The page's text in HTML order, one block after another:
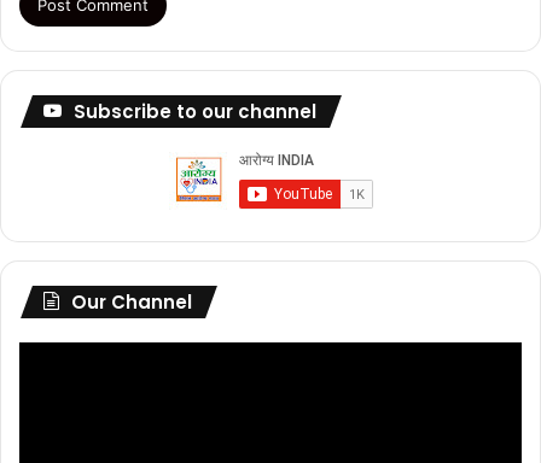
Subscribe to our channel
Our Channel